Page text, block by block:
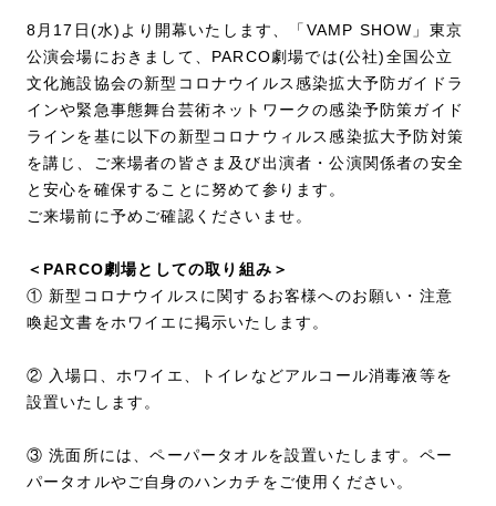
8月17日(水)より開幕いたします、「VAMP SHOW」東京
公演会場におきまして、PARCO劇場では(公社)全国公立
文化施設協会の新型コロナウイルス感染拡大予防ガイドラ
インや緊急事態舞台芸術ネットワークの感染予防策ガイド
ラインを基に以下の新型コロナウィルス感染拡大予防対策
を講じ、ご来場者の皆さま及び出演者・公演関係者の安全
と安心を確保することに努めて参ります。
ご来場前に予めご確認くださいませ。
＜PARCO劇場としての取り組み＞
① 新型コロナウイルスに関するお客様へのお願い・注意
喚起文書をホワイエに掲示いたします。
② 入場口、ホワイエ、トイレなどアルコール消毒液等を
設置いたします。
③ 洗面所には、ペーパータオルを設置いたします。ペー
パータオルやご自身のハンカチをご使用ください。